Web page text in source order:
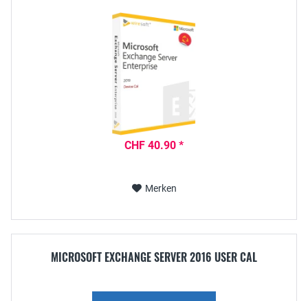
CHF 40.90 *
Merken
MICROSOFT EXCHANGE SERVER 2016 USER CAL